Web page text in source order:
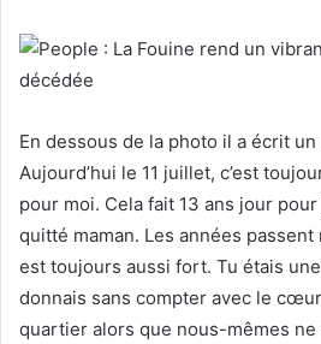
En dessous de la photo il a écrit
Aujourd’hui le 11 juillet, c’est
pour moi. Cela fait 13 ans jour
quitté maman. Les années passent
est toujours aussi fort. Tu étais
donnais sans compter avec le
quartier alors que nous-mêmes